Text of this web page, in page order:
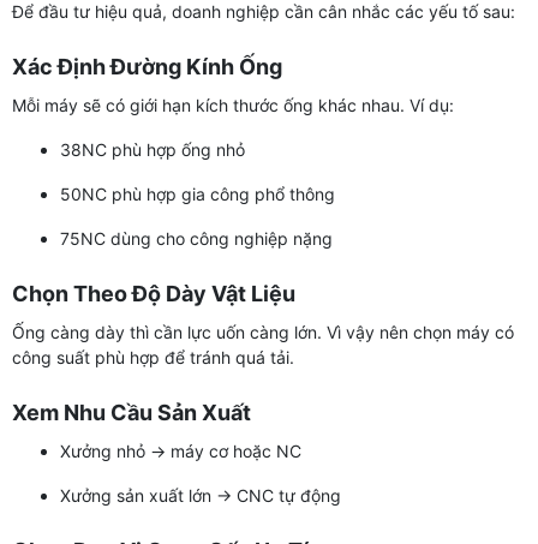
Để đầu tư hiệu quả, doanh nghiệp cần cân nhắc các yếu tố sau:
Xác Định Đường Kính Ống
Mỗi máy sẽ có giới hạn kích thước ống khác nhau. Ví dụ:
38NC phù hợp ống nhỏ
50NC phù hợp gia công phổ thông
75NC dùng cho công nghiệp nặng
Chọn Theo Độ Dày Vật Liệu
Ống càng dày thì cần lực uốn càng lớn. Vì vậy nên chọn máy có
công suất phù hợp để tránh quá tải.
Xem Nhu Cầu Sản Xuất
Xưởng nhỏ → máy cơ hoặc NC
Xưởng sản xuất lớn → CNC tự động